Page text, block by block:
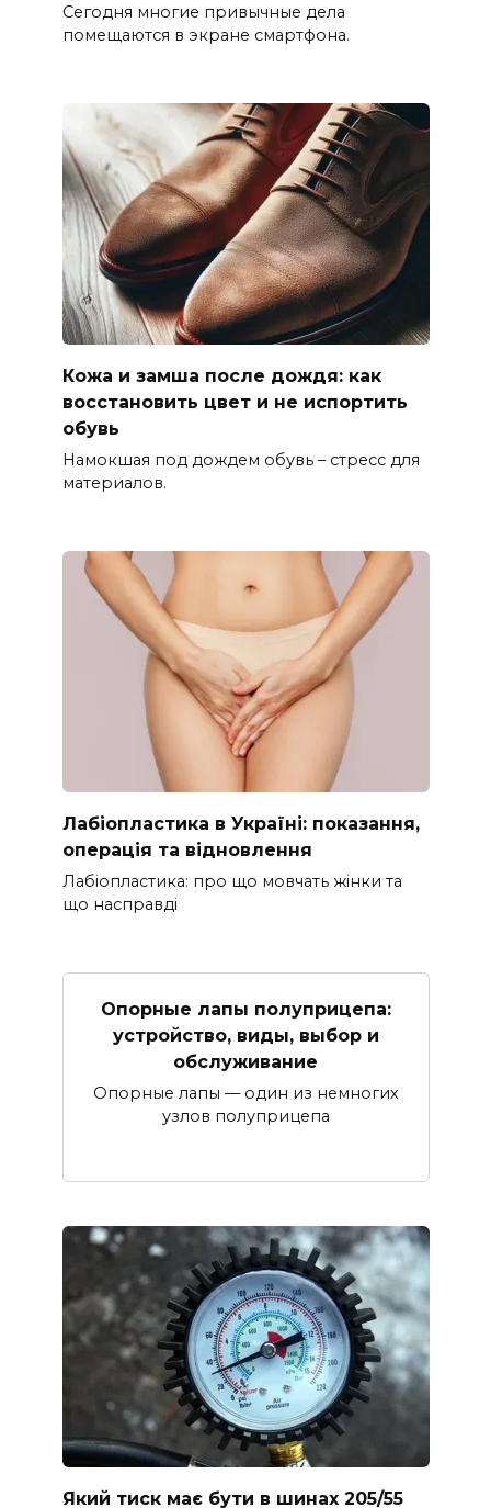
Сегодня многие привычные дела
помещаются в экране смартфона.
Кожа и замша после дождя: как
восстановить цвет и не испортить
обувь
Намокшая под дождем обувь – стресс для
материалов.
Лабіопластика в Україні: показання,
операція та відновлення
Лабіопластика: про що мовчать жінки та
що насправді
Опорные лапы полуприцепа:
устройство, виды, выбор и
обслуживание
Опорные лапы — один из немногих
узлов полуприцепа
Який тиск має бути в шинах 205/55